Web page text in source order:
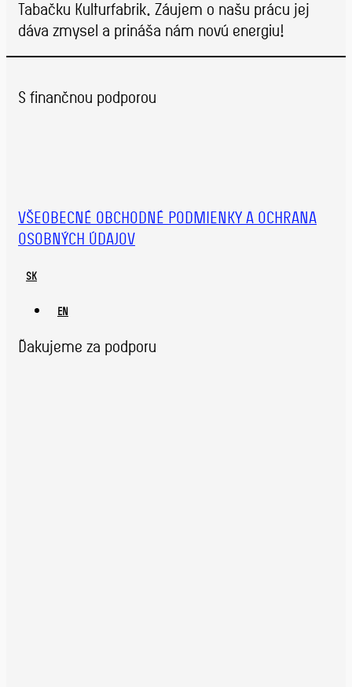
Tabačku Kulturfabrik. Záujem o našu prácu jej
dáva zmysel a prináša nám novú energiu!
S finančnou podporou
VŠEOBECNÉ OBCHODNÉ PODMIENKY A OCHRANA
OSOBNÝCH ÚDAJOV
SK
EN
Ďakujeme za podporu